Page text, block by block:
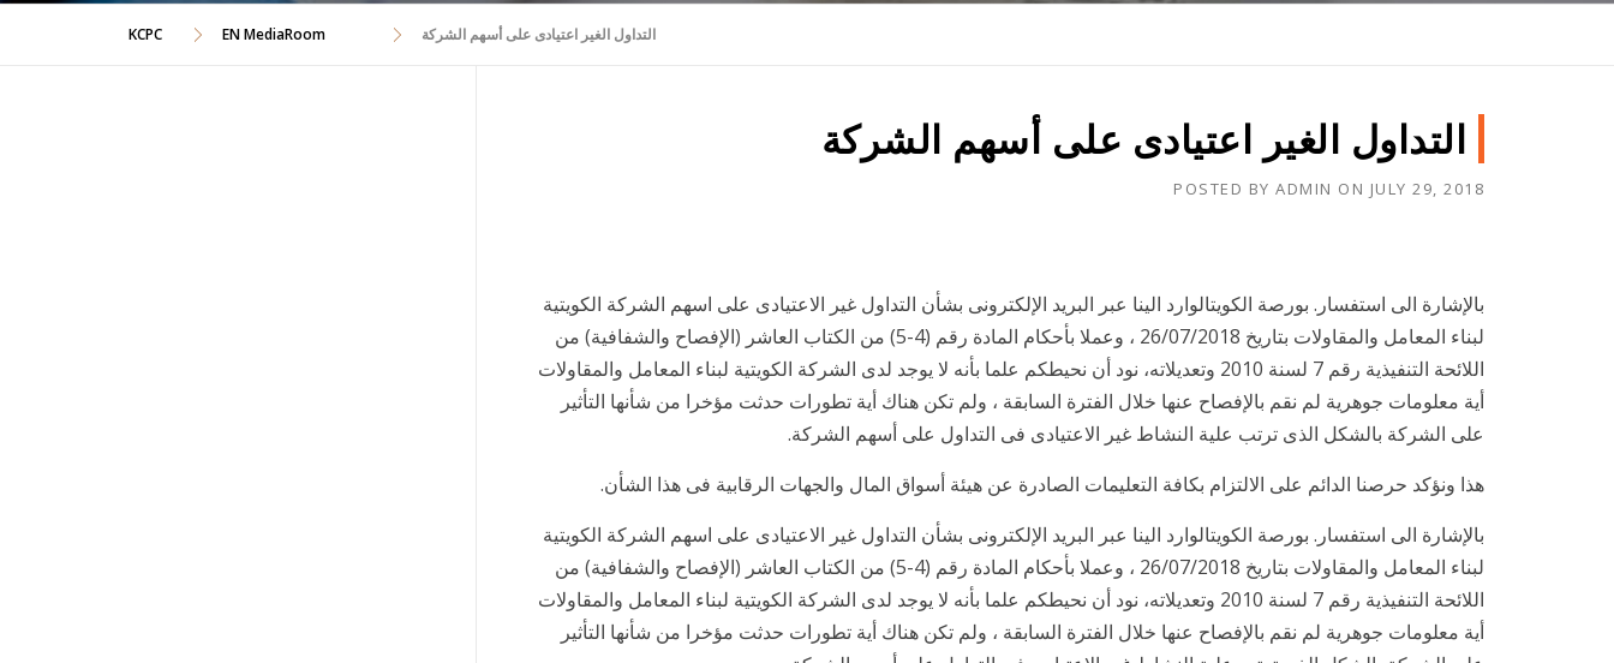
KCPC EN MediaRoom التداول الغير اعتيادى على أسهم الشركة
التداول الغير اعتيادى على أسهم الشركة
POSTED BY ADMIN ON JULY 29, 2018
بالإشارة الى استفسار. بورصة الكويتالوارد الينا عبر البريد الإلكترونى بشأن التداول غير الاعتيادى على اسهم الشركة الكويتية
لبناء المعامل والمقاولات بتاريخ 26/07/2018 ، وعملا بأحكام المادة رقم (4-5) من الكتاب العاشر (الإفصاح والشفافية) من
اللائحة التنفيذية رقم 7 لسنة 2010 وتعديلاته، نود أن نحيطكم علما بأنه لا يوجد لدى الشركة الكويتية لبناء المعامل والمقاولات
أية معلومات جوهرية لم نقم بالإفصاح عنها خلال الفترة السابقة ، ولم تكن هناك أية تطورات حدثت مؤخرا من شأنها التأثير
على الشركة بالشكل الذى ترتب علية النشاط غير الاعتيادى فى التداول على أسهم الشركة.
هذا ونؤكد حرصنا الدائم على الالتزام بكافة التعليمات الصادرة عن هيئة أسواق المال والجهات الرقابية فى هذا الشأن.
بالإشارة الى استفسار. بورصة الكويتالوارد الينا عبر البريد الإلكترونى بشأن التداول غير الاعتيادى على اسهم الشركة الكويتية
لبناء المعامل والمقاولات بتاريخ 26/07/2018 ، وعملا بأحكام المادة رقم (4-5) من الكتاب العاشر (الإفصاح والشفافية) من
اللائحة التنفيذية رقم 7 لسنة 2010 وتعديلاته، نود أن نحيطكم علما بأنه لا يوجد لدى الشركة الكويتية لبناء المعامل والمقاولات
أية معلومات جوهرية لم نقم بالإفصاح عنها خلال الفترة السابقة ، ولم تكن هناك أية تطورات حدثت مؤخرا من شأنها التأثير